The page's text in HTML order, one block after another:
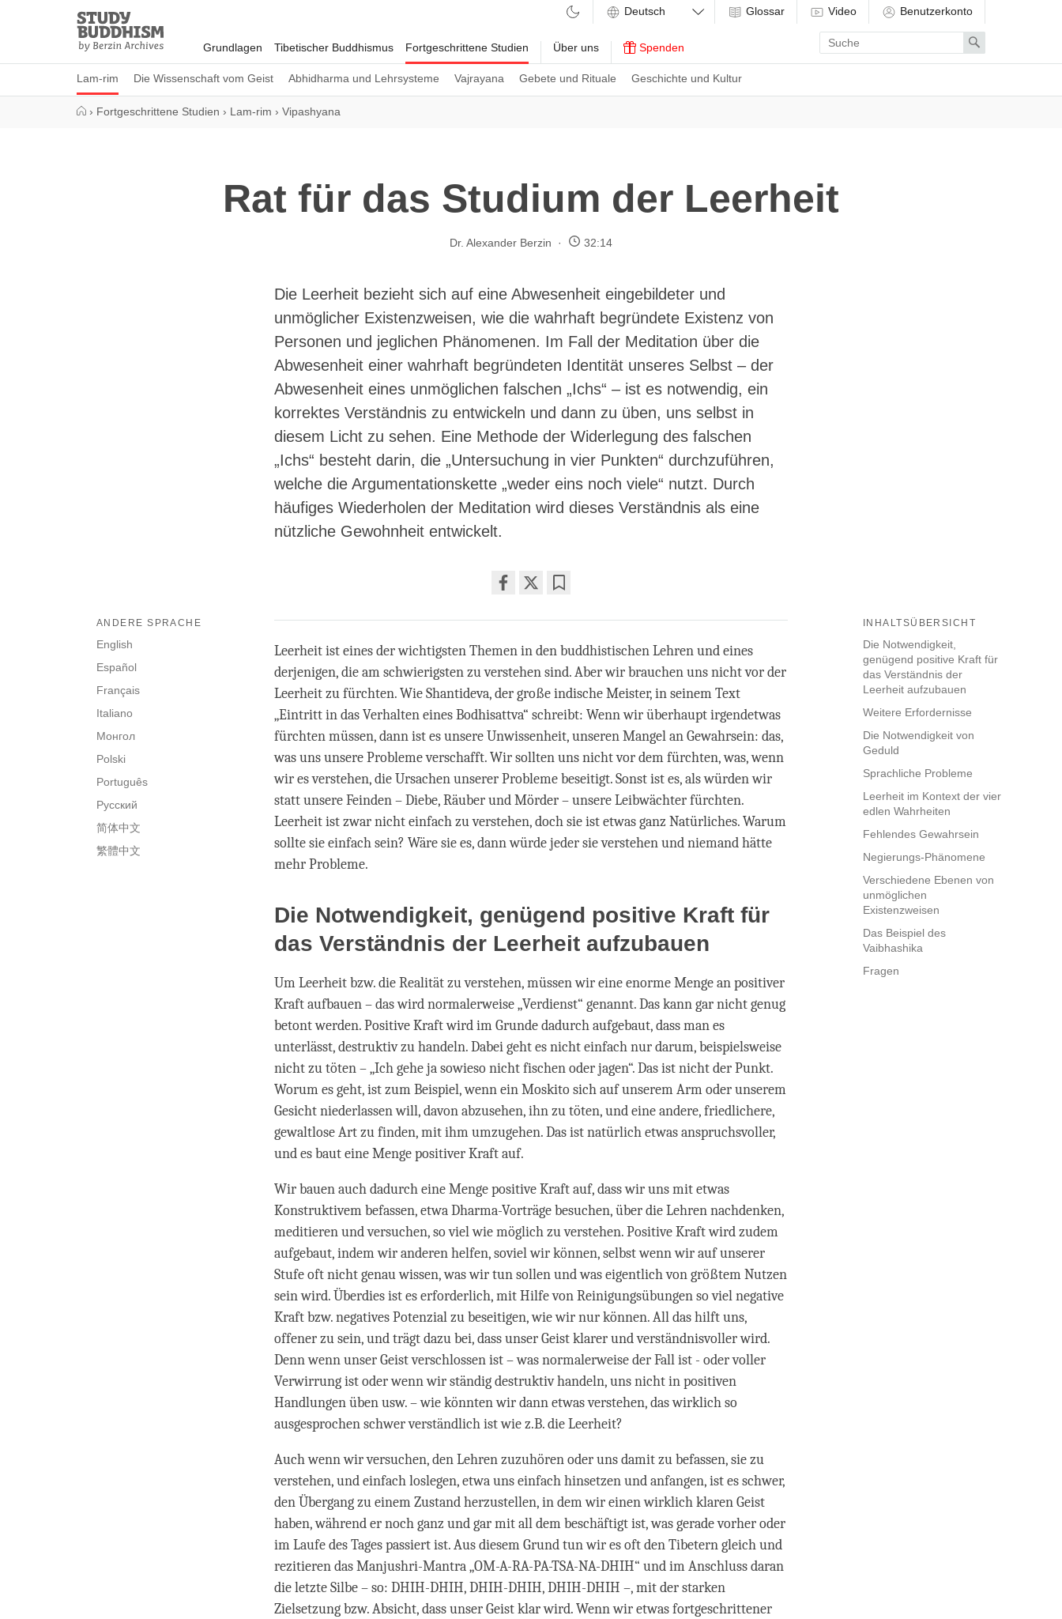
Study
Buddhism
Home
Grundlagen Tibetischer Buddhismus Fortgeschrittene Studien
Lam-rim Die Wissenschaft vom Geist Abhidharma und Lehrsysteme Vajrayana Gebete und Rituale Geschichte und Kultur
Über uns Spenden
Glossar Video Benutzerkonto
Enter
search
term
Search
› Fortgeschrittene Studien › Lam-rim › Vipashyana
Rat für das Studium der Leerheit
Dr. Alexander Berzin 32:14
Die Leerheit bezieht sich auf eine Abwesenheit eingebildeter und
unmöglicher Existenzweisen, wie die wahrhaft begründete Existenz von
Personen und jeglichen Phänomenen. Im Fall der Meditation über die
Abwesenheit einer wahrhaft begründeten Identität unseres Selbst – der
Abwesenheit eines unmöglichen falschen „Ichs“ – ist es notwendig, ein
korrektes Verständnis zu entwickeln und dann zu üben, uns selbst in
diesem Licht zu sehen. Eine Methode der Widerlegung des falschen
„Ichs“ besteht darin, die „Untersuchung in vier Punkten“ durchzuführen,
welche die Argumentationskette „weder eins noch viele“ nutzt. Durch
häufiges Wiederholen der Meditation wird dieses Verständnis als eine
nützliche Gewohnheit entwickelt.
on
facebook
INHALTSÜBERSICHT
Die Notwendigkeit,
genügend positive Kraft für
das Verständnis der
Leerheit aufzubauen
Weitere Erfordernisse
Die Notwendigkeit von
Geduld
Sprachliche Probleme
Leerheit im Kontext der vier
edlen Wahrheiten
Fehlendes Gewahrsein
Negierungs-Phänomene
Verschiedene Ebenen von
unmöglichen
Existenzweisen
Das Beispiel des
Vaibhashika
Fragen
ANDERE SPRACHE
English
Español
Français
Italiano
Монгол
Polski
Português
Русский
简体中文
繁體中文
Leerheit ist eines der wichtigsten Themen in den buddhistischen Lehren und eines
derjenigen, die am schwierigsten zu verstehen sind. Aber wir brauchen uns nicht vor der
Leerheit zu fürchten. Wie Shantideva, der große indische Meister, in seinem Text
„Eintritt in das Verhalten eines Bodhisattva“ schreibt: Wenn wir überhaupt irgendetwas
fürchten müssen, dann ist es unsere Unwissenheit, unseren Mangel an Gewahrsein: das,
was uns unsere Probleme verschafft. Wir sollten uns nicht vor dem fürchten, was, wenn
wir es verstehen, die Ursachen unserer Probleme beseitigt. Sonst ist es, als würden wir
statt unsere Feinden – Diebe, Räuber und Mörder – unsere Leibwächter fürchten.
Leerheit ist zwar nicht einfach zu verstehen, doch sie ist etwas ganz Natürliches. Warum
sollte sie einfach sein? Wäre sie es, dann würde jeder sie verstehen und niemand hätte
mehr Probleme.
Die Notwendigkeit, genügend positive Kraft für
das Verständnis der Leerheit aufzubauen
Um Leerheit bzw. die Realität zu verstehen, müssen wir eine enorme Menge an positiver
Kraft aufbauen – das wird normalerweise „Verdienst“ genannt. Das kann gar nicht genug
betont werden. Positive Kraft wird im Grunde dadurch aufgebaut, dass man es
unterlässt, destruktiv zu handeln. Dabei geht es nicht einfach nur darum, beispielsweise
nicht zu töten – „Ich gehe ja sowieso nicht fischen oder jagen“. Das ist nicht der Punkt.
Worum es geht, ist zum Beispiel, wenn ein Moskito sich auf unserem Arm oder unserem
Gesicht niederlassen will, davon abzusehen, ihn zu töten, und eine andere, friedlichere,
gewaltlose Art zu finden, mit ihm umzugehen. Das ist natürlich etwas anspruchsvoller,
und es baut eine Menge positiver Kraft auf.
Wir bauen auch dadurch eine Menge positive Kraft auf, dass wir uns mit etwas
Konstruktivem befassen, etwa Dharma-Vorträge besuchen, über die Lehren nachdenken,
meditieren und versuchen, so viel wie möglich zu verstehen. Positive Kraft wird zudem
aufgebaut, indem wir anderen helfen, soviel wir können, selbst wenn wir auf unserer
Stufe oft nicht genau wissen, was wir tun sollen und was eigentlich von größtem Nutzen
sein wird. Überdies ist es erforderlich, mit Hilfe von Reinigungsübungen so viel negative
Kraft bzw. negatives Potenzial zu beseitigen, wie wir nur können. All das hilft uns,
offener zu sein, und trägt dazu bei, dass unser Geist klarer und verständnisvoller wird.
Denn wenn unser Geist verschlossen ist – was normalerweise der Fall ist - oder voller
Verwirrung ist oder wenn wir ständig destruktiv handeln, uns nicht in positiven
Handlungen üben usw. – wie könnten wir dann etwas verstehen, das wirklich so
ausgesprochen schwer verständlich ist wie z.B. die Leerheit?
Auch wenn wir versuchen, den Lehren zuzuhören oder uns damit zu befassen, sie zu
verstehen, und einfach loslegen, etwa uns einfach hinsetzen und anfangen, ist es schwer,
den Übergang zu einem Zustand herzustellen, in dem wir einen wirklich klaren Geist
haben, während er noch ganz und gar mit all dem beschäftigt ist, was gerade vorher oder
im Laufe des Tages passiert ist. Aus diesem Grund tun wir es oft den Tibetern gleich und
rezitieren das Manjushri-Mantra „OM-A-RA-PA-TSA-NA-DHIH“ und im Anschluss daran
die letzte Silbe – so: DHIH-DHIH, DHIH-DHIH, DHIH-DHIH –, mit der starken
Zielsetzung bzw. Absicht, dass unser Geist klar wird. Wenn wir etwas fortgeschrittener